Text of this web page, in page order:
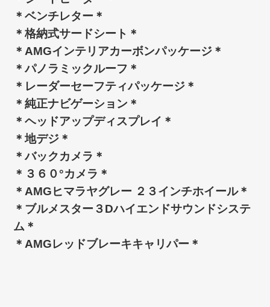
＊ベンチレター＊
＊格納式サードシート＊
＊AMGインテリアカーボンパッケージ＊
＊パノラミックルーフ＊
＊レーダーセーフティパッケージ＊
＊純正ナビゲーション＊
＊ヘッドアップディスプレイ＊
＊地デジ＊
＊バックカメラ＊
＊３６０°カメラ＊
＊AMGヒマラヤグレー ２３インチホイール＊
＊ブルメスター３Dハイエンドサウンドシステ
ム＊
＊AMGレッドブレーキキャリパー＊